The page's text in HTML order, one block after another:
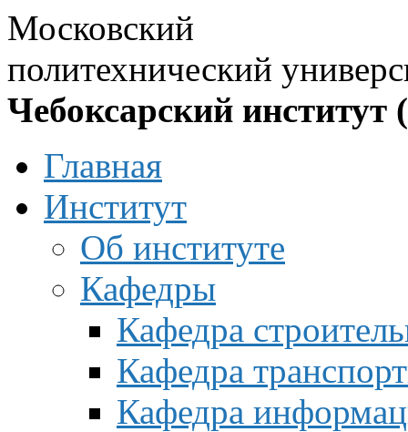
Московский
политехнический
Чебоксарский институт
Главная
Институт
Об институте
Кафедры
Кафедра
Кафедра
Кафедра